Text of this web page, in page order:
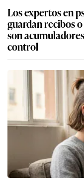
Los expertos en
guardan recibos
son
control